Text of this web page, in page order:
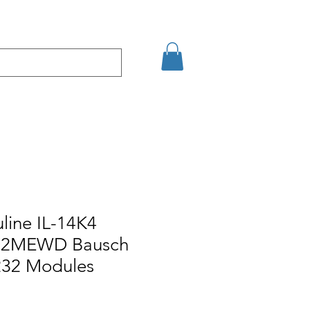
IL-14K4
Bausch
Modules